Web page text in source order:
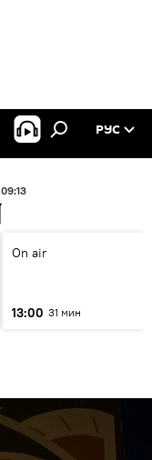
РУС
09:13
On air
13:00 31 мин